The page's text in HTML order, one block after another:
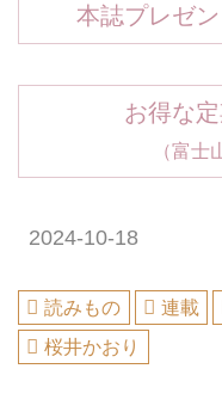
本誌プレゼ
お得な
（富士
2024-10-18
読みもの 連載
桜井かおり